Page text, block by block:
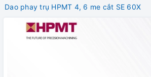
Dao phay trụ HPMT 4, 6 me cắt SE 60X